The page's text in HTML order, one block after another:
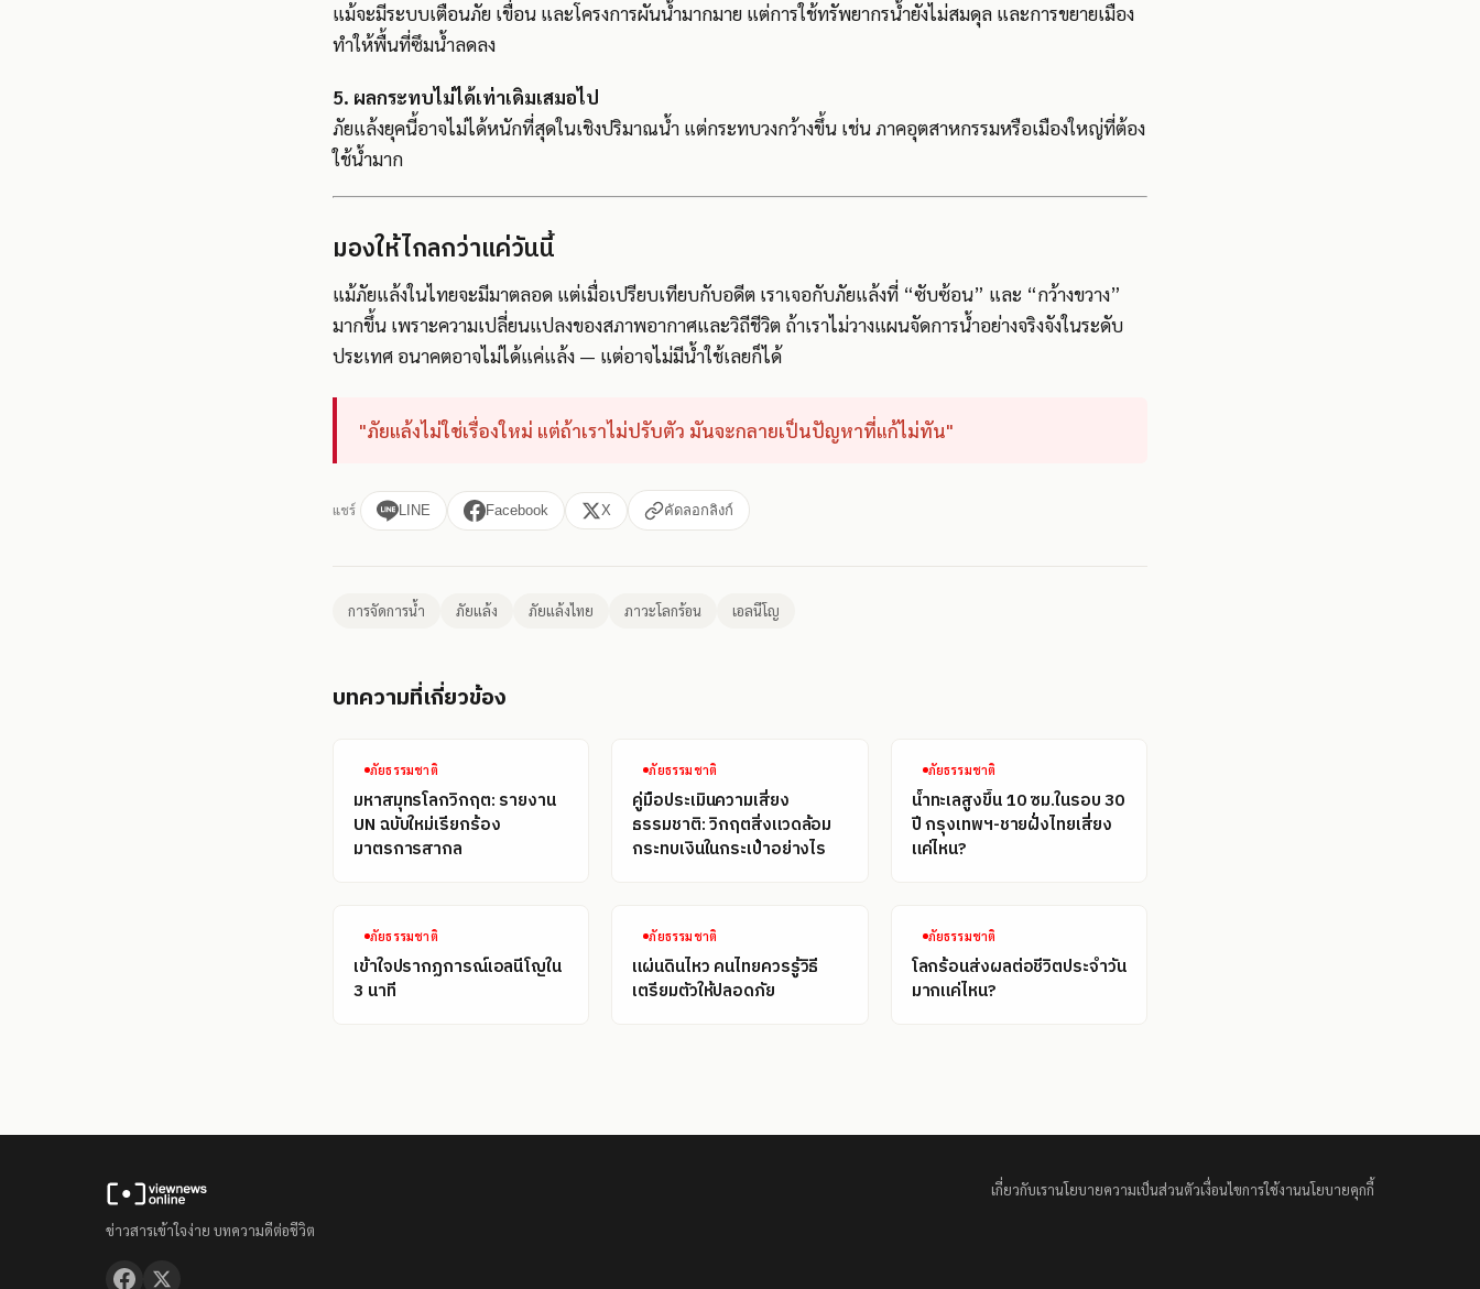
แม้จะมีระบบเตือนภัย เขื่อน และโครงการผันน้ำมากมาย แต่การใช้ทรัพยากรน้ำยังไม่สมดุล และการขยายเมือง
ทำให้พื้นที่ซึมน้ำลดลง
5. ผลกระทบไม่ได้เท่าเดิมเสมอไป
ภัยแล้งยุคนี้อาจไม่ได้หนักที่สุดในเชิงปริมาณน้ำ แต่กระทบวงกว้างขึ้น เช่น ภาคอุตสาหกรรมหรือเมืองใหญ่ที่ต้อง
ใช้น้ำมาก
มองให้ไกลกว่าแค่วันนี้
แม้ภัยแล้งในไทยจะมีมาตลอด แต่เมื่อเปรียบเทียบกับอดีต เราเจอกับภัยแล้งที่ “ซับซ้อน” และ “กว้างขวาง”
มากขึ้น เพราะความเปลี่ยนแปลงของสภาพอากาศและวิถีชีวิต ถ้าเราไม่วางแผนจัดการน้ำอย่างจริงจังในระดับ
ประเทศ อนาคตอาจไม่ได้แค่แล้ง — แต่อาจไม่มีน้ำใช้เลยก็ได้
"ภัยแล้งไม่ใช่เรื่องใหม่ แต่ถ้าเราไม่ปรับตัว มันจะกลายเป็นปัญหาที่แก้ไม่ทัน"
แชร์ LINE Facebook X คัดลอกลิงก์
การจัดการน้ำ ภัยแล้ง ภัยแล้งไทย ภาวะโลกร้อน เอลนีโญ
บทความที่เกี่ยวข้อง
ภัยธรรมชาติ
มหาสมุทรโลกวิกฤต: รายงาน
UN ฉบับใหม่เรียกร้อง
มาตรการสากล
ภัยธรรมชาติ
คู่มือประเมินความเสี่ยง
ธรรมชาติ: วิกฤตสิ่งแวดล้อม
กระทบเงินในกระเป๋าอย่างไร
ภัยธรรมชาติ
น้ำทะเลสูงขึ้น 10 ซม.ในรอบ 30
ปี กรุงเทพฯ-ชายฝั่งไทยเสี่ยง
แค่ไหน?
ภัยธรรมชาติ
เข้าใจปรากฏการณ์เอลนีโญใน
3 นาที
ภัยธรรมชาติ
แผ่นดินไหว คนไทยควรรู้วิธี
เตรียมตัวให้ปลอดภัย
ภัยธรรมชาติ
โลกร้อนส่งผลต่อชีวิตประจำวัน
มากแค่ไหน?
ข่าวสารเข้าใจง่าย บทความดีต่อชีวิต
เกี่ยวกับเรานโยบายความเป็นส่วนตัวเงื่อนไขการใช้งานนโยบายคุกกี้